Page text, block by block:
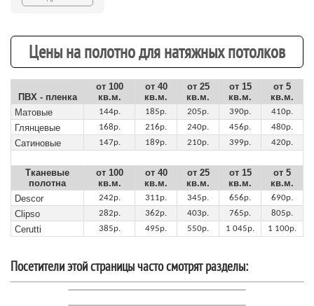
Цены на полотно для натяжных потолков
ПВХ - пленка
от 100
кв.м.
от 40
кв.м.
от 25
кв.м.
от 15
кв.м.
от 5
кв.м.
Матовые
144р. 185р. 205р. 390р. 410р.
Глянцевые 168р. 216р. 240р. 456р. 480р.
Сатиновые 147р. 189р. 210р. 399р. 420р.
Тканевые
полотна
от 100
кв.м.
от 40
кв.м.
от 25
кв.м.
от 15
кв.м.
от 5
кв.м.
Descor
242р. 311р. 345р. 656р. 690р.
Clipso 282р. 362р. 403р. 765р. 805р.
Cerutti 385р. 495р. 550р. 1 045р. 1 100р.
Посетители этой страницы часто смотрят разделы: